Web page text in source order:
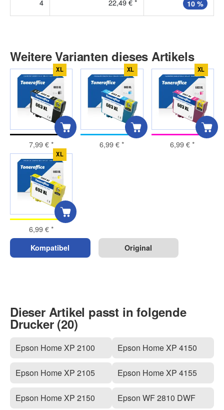
4 22,49 €* 10 %
Weitere Varianten dieses Artikels
XL
7,99 €*
XL
6,99 €*
XL
6,99 €*
XL
6,99 €*
Kompatibel Original
Dieser Artikel passt in folgende
Drucker (20)
Epson Home XP 2100
Epson Home XP 2105
Epson Home XP 2150
Epson Home XP 4150
Epson Home XP 4155
Epson WF 2810 DWF